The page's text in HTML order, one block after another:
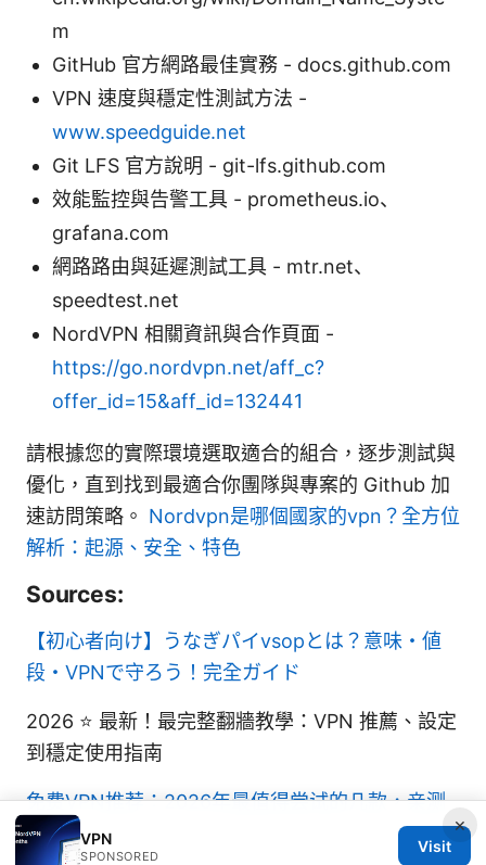
m
GitHub 官方網路最佳實務 - docs.github.com
VPN 速度與穩定性測試方法 -
www.speedguide.net
Git LFS 官方說明 - git-lfs.github.com
效能監控與告警工具 - prometheus.io、
grafana.com
網路路由與延遲測試工具 - mtr.net、
speedtest.net
NordVPN 相關資訊與合作頁面 -
https://go.nordvpn.net/aff_c?
offer_id=15&aff_id=132441
請根據您的實際環境選取適合的組合，逐步測試與
優化，直到找到最適合你團隊與專案的 Github 加
速訪問策略。 Nordvpn是哪個國家的vpn？全方位
解析：起源、安全、特色
Sources:
【初心者向け】うなぎパイvsopとは？意味・値
段・VPNで守ろう！完全ガイド
2026 ⭐ 最新！最完整翻牆教學：VPN 推薦、設定
到穩定使用指南
免费VPN推荐：2026年最值得尝试的几款，亲测
好用！
×
VPN
SPONSORED
Visit